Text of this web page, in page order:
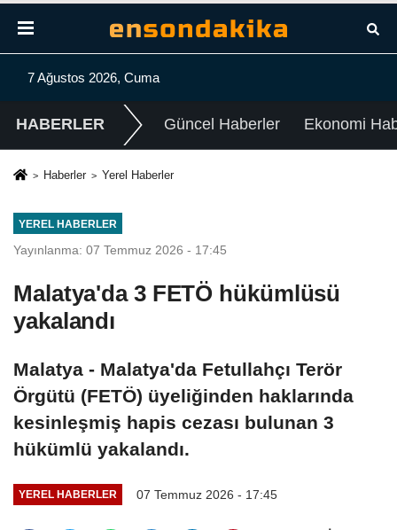
7 Ağustos 2026, Cuma
HABERLER Güncel Haberler Ekonomi
Haberler Yerel Haberler
YEREL HABERLER
Yayınlanma: 07 Temmuz 2026 - 17:45
Malatya'da 3 FETÖ hükümlüsü
yakalandı
Malatya - Malatya'da Fetullahçı Terör
Örgütü (FETÖ) üyeliğinden haklarında
kesinleşmiş hapis cezası bulunan 3
hükümlü yakalandı.
YEREL HABERLER 07 Temmuz 2026 - 17:45